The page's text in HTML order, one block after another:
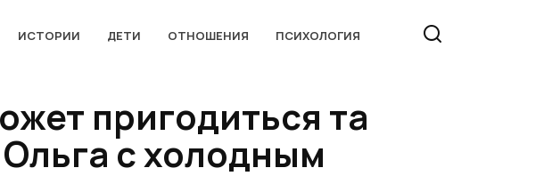
ИСТОРИИ ДЕТИ ОТНОШЕНИЯ ПСИХОЛОГИЯ
пригодиться та
с холодным